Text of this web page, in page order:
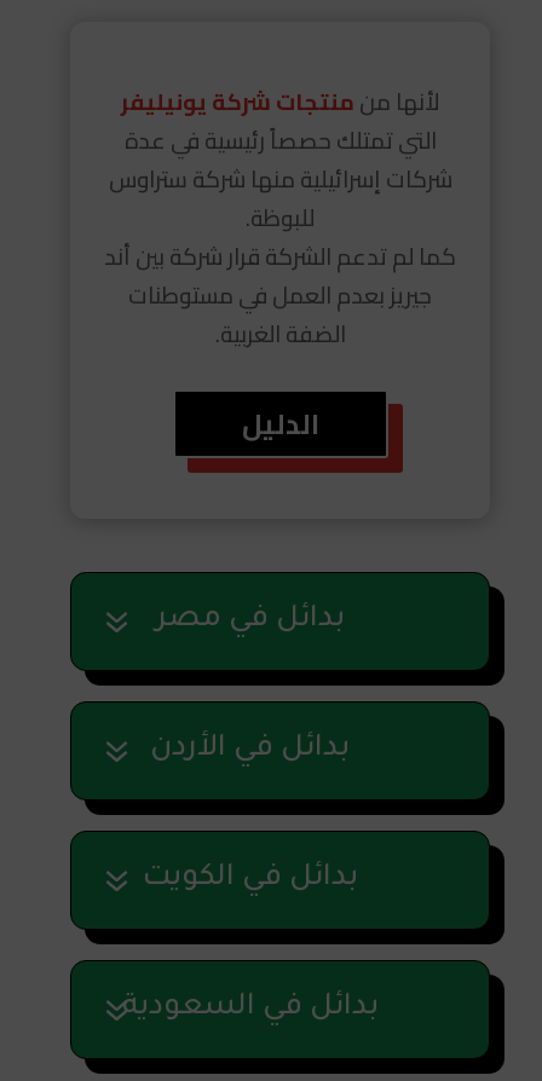
لأنها منمنتجات شركة يونيليفر
التي تمتلك حصصاً رئيسية في عدة
شركات إسرائيلية منها شركة ستراوس
للبوظة.
كما لم تدعم الشركة قرار شركة بين أند
جيريز بعدم العمل في مستوطنات
الضفة الغربية.
الدليل
بدائل في مصر
بدائل في الأردن
بدائل في الكويت
بدائل في السعودية